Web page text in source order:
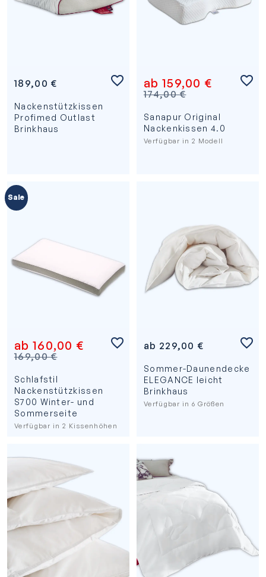
189,00 €
Nackenstützkissen
Profimed Outlast
Brinkhaus
174,00€
ab 159,00 €
Sanapur Original
Nackenkissen 4.0
Verfügbar in 2 Modell
Sale
169,00€
ab 160,00 €
Schlafstil
Nackenstützkissen
S700 Winter- und
Sommerseite
Verfügbar in 2 Kissenhöhen
ab 229,00 €
Sommer-Daunendecke
ELEGANCE leicht
Brinkhaus
Verfügbar in 6 Größen